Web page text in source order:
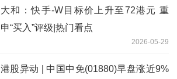
大和：快手-W目标价上升至72港元 重
申“买入”评级|热门看点
2026-05-29
港股异动 | 中国中免(01880)早盘涨近9%